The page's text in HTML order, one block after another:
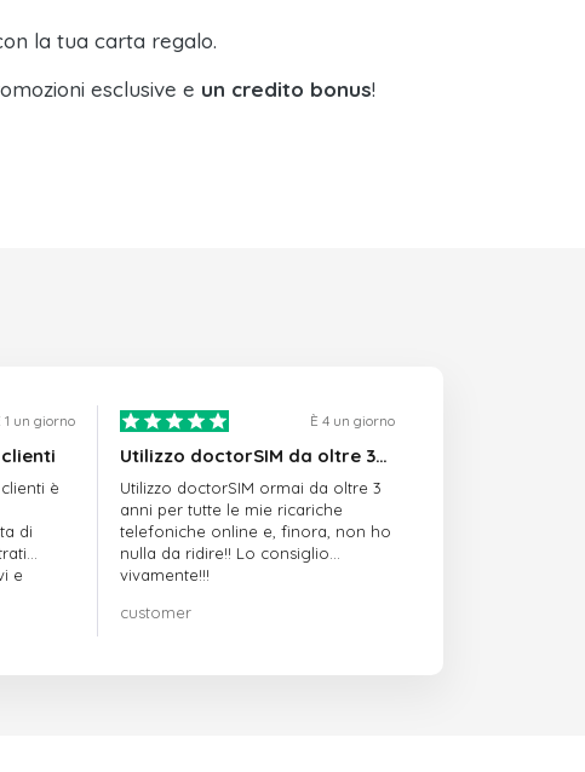
la tua carta regalo.
esclusive e un credito bonus!
1 un giorno
è
di
e
È 4 un giorno
Utilizzo doctorSIM da oltre 3…
Utilizzo doctorSIM ormai da oltre 3
anni per tutte le mie ricariche
telefoniche online e, finora, non ho
nulla da ridire!! Lo consiglio
vivamente!!!
customer